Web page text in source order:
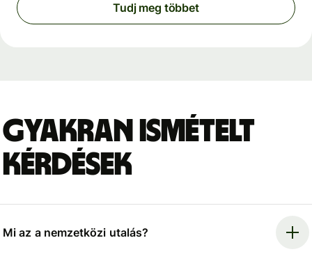
Tudj meg többet
Gyakran ismételt
kérdések
Mi az a nemzetközi utalás?